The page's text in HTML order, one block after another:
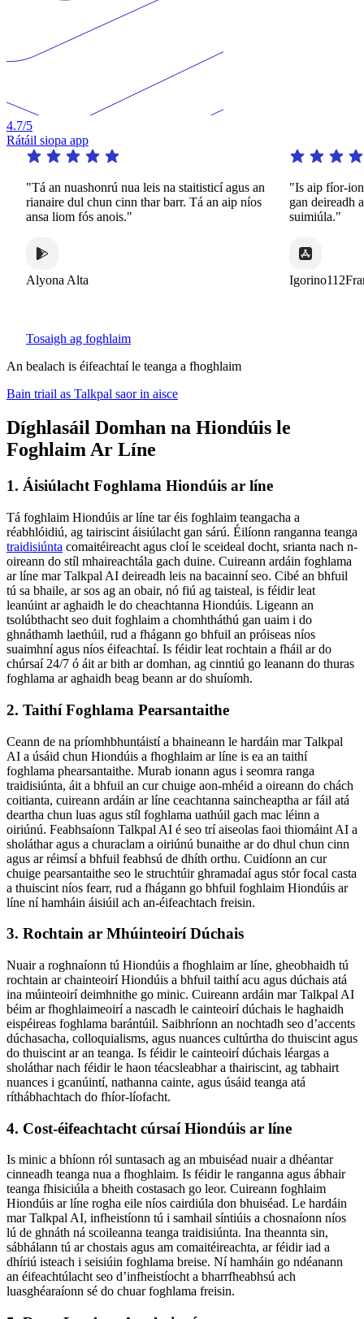
4.7/5
Rátáil siopa app
"Tá an nuashonrú nua leis na staitisticí agus an
rianaire dul chun cinn thar barr. Tá an aip níos
ansa liom fós anois."
Alyona Alta
"Is aip fíor-iontach
gan deireadh ar
suimiúla."
Igorino112France
Tosaigh ag foghlaim
An bealach is éifeachtaí le teanga a fhoghlaim
Bain triail as Talkpal saor in aisce
Díghlasáil Domhan na Hiondúis le
Foghlaim Ar Líne
1. Áisiúlacht Foghlama Hiondúis ar líne
Tá foghlaim Hiondúis ar líne tar éis foghlaim teangacha a
réabhlóidiú, ag tairiscint áisiúlacht gan sárú. Éilíonn ranganna teanga
traidisiúnta comaitéireacht agus cloí le sceideal docht, srianta nach n-
oireann do stíl mhaireachtála gach duine. Cuireann ardáin foghlama
ar líne mar Talkpal AI deireadh leis na bacainní seo. Cibé an bhfuil
tú sa bhaile, ar sos ag an obair, nó fiú ag taisteal, is féidir leat
leanúint ar aghaidh le do cheachtanna Hiondúis. Ligeann an
tsolúbthacht seo duit foghlaim a chomhtháthú gan uaim i do
ghnáthamh laethúil, rud a fhágann go bhfuil an próiseas níos
suaimhní agus níos éifeachtaí. Is féidir leat rochtain a fháil ar do
chúrsaí 24/7 ó áit ar bith ar domhan, ag cinntiú go leanann do thuras
foghlama ar aghaidh beag beann ar do shuíomh.
2. Taithí Foghlama Pearsantaithe
Ceann de na príomhbhuntáistí a bhaineann le hardáin mar Talkpal
AI a úsáid chun Hiondúis a fhoghlaim ar líne is ea an taithí
foghlama phearsantaithe. Murab ionann agus i seomra ranga
traidisiúnta, áit a bhfuil an cur chuige aon-mhéid a oireann do chách
coitianta, cuireann ardáin ar líne ceachtanna saincheaptha ar fáil atá
deartha chun luas agus stíl foghlama uathúil gach mac léinn a
oiriúnú. Feabhsaíonn Talkpal AI é seo trí aiseolas faoi thiomáint AI a
sholáthar agus a churaclam a oiriúnú bunaithe ar do dhul chun cinn
agus ar réimsí a bhfuil feabhsú de dhíth orthu. Cuidíonn an cur
chuige pearsantaithe seo le struchtúir ghramadaí agus stór focal casta
a thuiscint níos fearr, rud a fhágann go bhfuil foghlaim Hiondúis ar
líne ní hamháin áisiúil ach an-éifeachtach freisin.
3. Rochtain ar Mhúinteoirí Dúchais
Nuair a roghnaíonn tú Hiondúis a fhoghlaim ar líne, gheobhaidh tú
rochtain ar chainteoirí Hiondúis a bhfuil taithí acu agus dúchais atá
ina múinteoirí deimhnithe go minic. Cuireann ardáin mar Talkpal AI
béim ar fhoghlaimeoirí a nascadh le cainteoirí dúchais le haghaidh
eispéireas foghlama barántúil. Saibhríonn an nochtadh seo d’accents
dúchasacha, colloquialisms, agus nuances cultúrtha do thuiscint agus
do thuiscint ar an teanga. Is féidir le cainteoirí dúchais léargas a
sholáthar nach féidir le haon téacsleabhar a thairiscint, ag tabhairt
nuances i gcanúintí, nathanna cainte, agus úsáid teanga atá
ríthábhachtach do fhíor-líofacht.
4. Cost-éifeachtacht cúrsaí Hiondúis ar líne
Is minic a bhíonn ról suntasach ag an mbuiséad nuair a dhéantar
cinneadh teanga nua a fhoghlaim. Is féidir le ranganna agus ábhair
teanga fhisiciúla a bheith costasach go leor. Cuireann foghlaim
Hiondúis ar líne rogha eile níos cairdiúla don bhuiséad. Le hardáin
mar Talkpal AI, infheistíonn tú i samhail síntiúis a chosnaíonn níos
lú de ghnáth ná scoileanna teanga traidisiúnta. Ina theannta sin,
sábhálann tú ar chostais agus am comaitéireachta, ar féidir iad a
dhíriú isteach i seisiúin foghlama breise. Ní hamháin go ndéanann
an éifeachtúlacht seo d’infheistíocht a bharrfheabhsú ach
luasghéaraíonn sé do chuar foghlama freisin.